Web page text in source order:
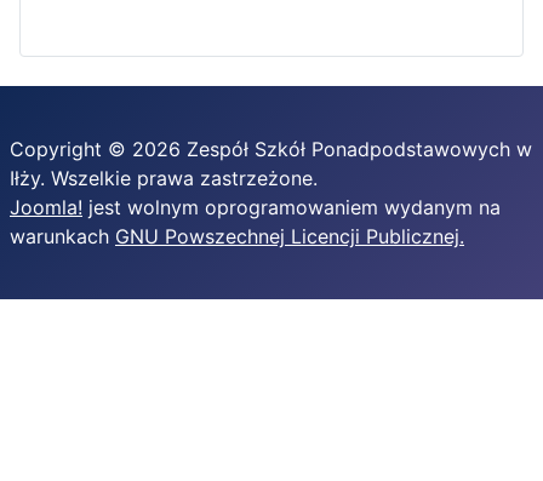
Copyright © 2026 Zespół Szkół Ponadpodstawowych w
Iłży. Wszelkie prawa zastrzeżone.
Joomla! jest wolnym oprogramowaniem wydanym na
warunkach GNU Powszechnej Licencji Publicznej.